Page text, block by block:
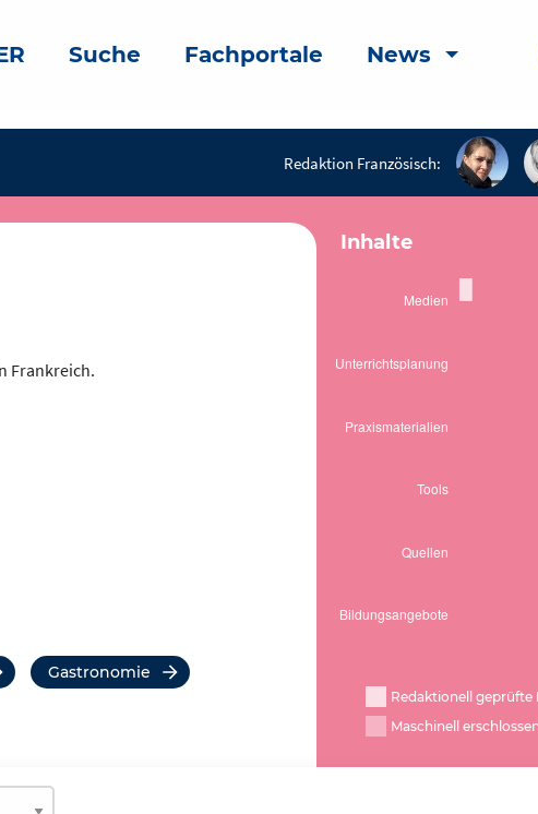
Suche Fachportale News
Redaktion Französisch:
Frankreich.
Gastronomie
Inhalte
Redaktionell geprüfte
Maschinell